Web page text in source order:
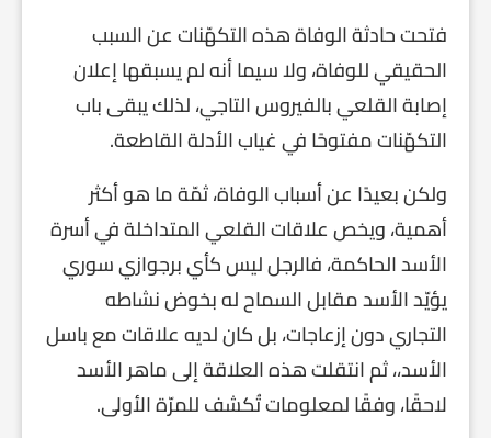
فتحت حادثة الوفاة هذه التكهّنات عن السبب
الحقيقي للوفاة، ولا سيما أنه لم يسبقها إعلان
إصابة القلعي بالفيروس التاجي، لذلك يبقى باب
التكهّنات مفتوحًا في غياب الأدلة القاطعة.
ولكن بعيدًا عن أسباب الوفاة، ثمّة ما هو أكثر
أهمية، ويخص علاقات القلعي المتداخلة في أسرة
الأسد الحاكمة، فالرجل ليس كأي برجوازي سوري
يؤيّد الأسد مقابل السماح له بخوض نشاطه
التجاري دون إزعاجات، بل كان لديه علاقات مع باسل
الأسد،، ثم انتقلت هذه العلاقة إلى ماهر الأسد
لاحقًا، وفقًا لمعلومات تُكشف للمرّة الأولى.